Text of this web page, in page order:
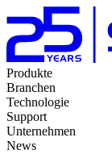
Produkte
Branchen
Technologie
Support
Unternehmen
News